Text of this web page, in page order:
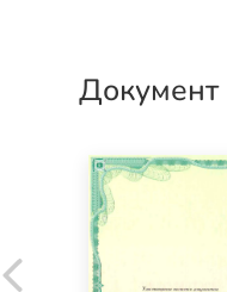
Документ